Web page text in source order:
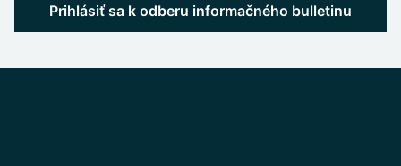
Prihlásiť sa k odberu informačného bulletinu